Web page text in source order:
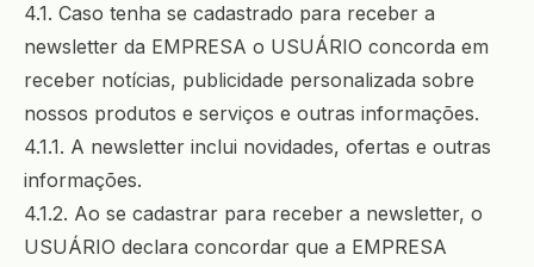
4.1. Caso tenha se cadastrado para receber a
newsletter da EMPRESA o USUÁRIO concorda em
receber notícias, publicidade personalizada sobre
nossos produtos e serviços e outras informações.
4.1.1. A newsletter inclui novidades, ofertas e outras
informações.
4.1.2. Ao se cadastrar para receber a newsletter, o
USUÁRIO declara concordar que a EMPRESA